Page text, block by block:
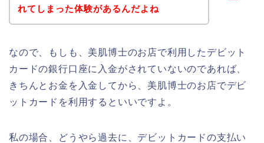
れてしまった体験があるんだよね
なので、もしも、美肌博士のお店で利用したデビット
カードの銀行口座に入金がされていないのであれば、
きちんとお金を入金してから、美肌博士のお店でデビ
ットカードを利用するといいですよ。
私の場合、どうやら過去に、デビットカードの支払い